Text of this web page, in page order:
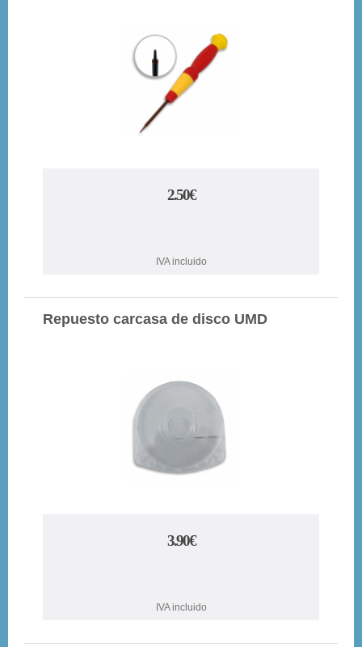
2.50€
IVA incluido
Repuesto carcasa de disco UMD
3.90€
IVA incluido